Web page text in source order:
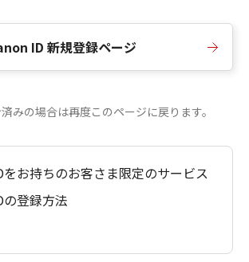
ID 新規登録ページ
みの場合は再度このページに戻ります。
をお持ちのお客さま限定のサービス
登録方法